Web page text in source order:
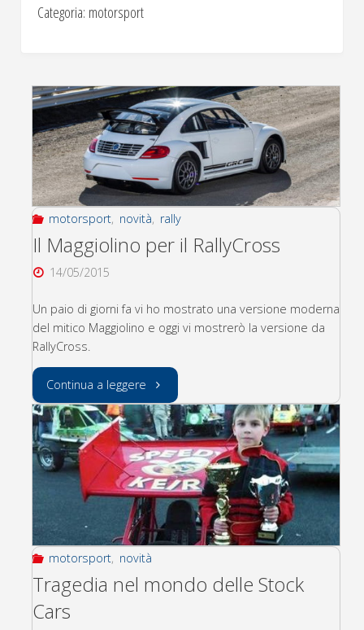
Categoria: motorsport
motorsport, novità, rally
Il Maggiolino per il RallyCross
14/05/2015
Un paio di giorni fa vi ho mostrato una versione moderna
del mitico Maggiolino e oggi vi mostrerò la versione da
RallyCross.
Continua a leggere
Maggiolino
per
il
RallyCross"
motorsport, novità
Tragedia nel mondo delle Stock
Cars